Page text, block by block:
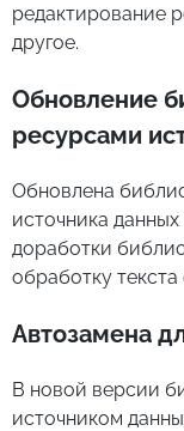
редактирование
другое.
Обновление
ресурсами
Обновлена
источника
доработки
обработку
Автозамена
В новой версии
источником